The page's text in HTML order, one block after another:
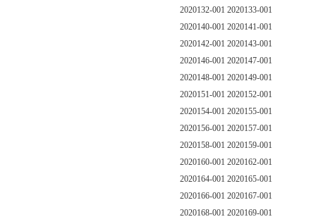
2020132-001 2020133-001
2020140-001 2020141-001
2020142-001 2020143-001
2020146-001 2020147-001
2020148-001 2020149-001
2020151-001 2020152-001
2020154-001 2020155-001
2020156-001 2020157-001
2020158-001 2020159-001
2020160-001 2020162-001
2020164-001 2020165-001
2020166-001 2020167-001
2020168-001 2020169-001